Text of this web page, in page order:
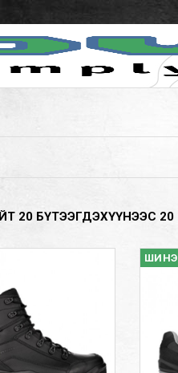
20 БҮТЭЭГДЭХҮҮНЭЭС 20
ШИНЭ